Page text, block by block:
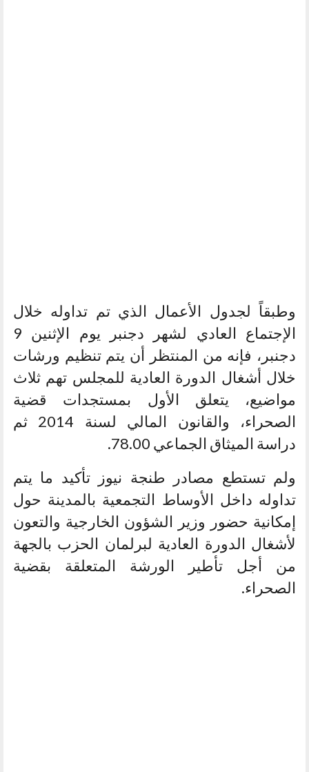
وطبقاً لجدول الأعمال الذي تم تداوله خلال
الإجتماع العادي لشهر دجنبر يوم الإثنين 9
دجنبر، فإنه من المنتظر أن يتم تنظيم ورشات
خلال أشغال الدورة العادية للمجلس تهم ثلاث
مواضيع، يتعلق الأول بمستجدات قضية
الصحراء، والقانون المالي لسنة 2014 ثم
دراسة الميثاق الجماعي 78.00.
ولم تستطع مصادر طنجة نيوز تأكيد ما يتم
تداوله داخل الأوساط التجمعية بالمدينة حول
إمكانية حضور وزير الشؤون الخارجية والتعون
لأشغال الدورة العادية لبرلمان الحزب بالجهة
من أجل تأطير الورشة المتعلقة بقضية
الصحراء.